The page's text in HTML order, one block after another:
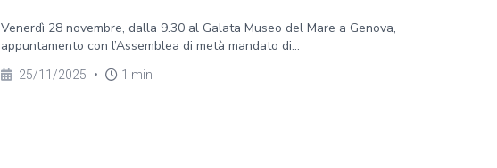
Venerdì 28 novembre, dalla 9.30 al Galata Museo del Mare a Genova,
appuntamento con l’Assemblea di metà mandato di...
25/11/2025 • 1 min